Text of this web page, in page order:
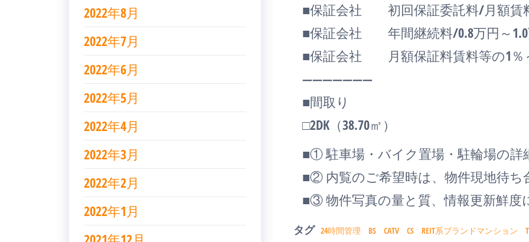
■保証会社 初回保証委託料/月額賃
■保証会社 年間継続料/0.8万円～1.0
■保証会社 月額保証料賃料等の1％
―――――――
■間取り
□2DK（38.70㎡）
■① 駐車場・バイク置場・駐輪場の詳
■② 内覧のご希望時は、物件現地待
■③ 物件写真の量と質、情報更新鮮
タグ 24時間管理 BS CATV CS REIT系ブランドマンション
2022年8月
2022年7月
2022年6月
2022年5月
2022年4月
2022年3月
2022年2月
2022年1月